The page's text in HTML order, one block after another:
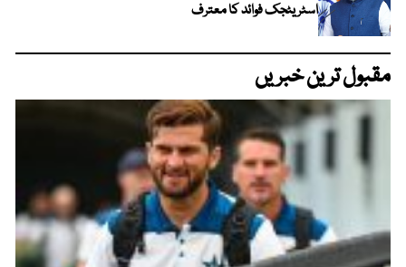
اسٹریٹجک فوائد کا معترف
مقبول ترین خبریں